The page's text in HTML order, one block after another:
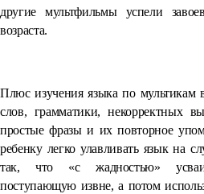
другие мультфильмы успели
возраста.
Плюс изучения языка по мультикам
слов, грамматики, некорректных
простые фразы и их повторное
ребенку легко улавливать язык на
так, что «с жадностью»
поступающую извне, а потом